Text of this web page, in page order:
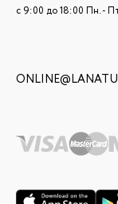
c 9:00 до 18:00 Пн. -